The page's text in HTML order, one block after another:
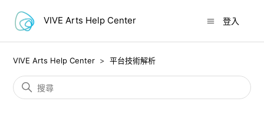
VIVE Arts Help Center 登入
VIVE Arts Help Center 平台技術解析